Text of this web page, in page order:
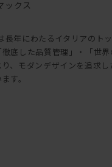
ックス
長年にわたるイタリアのト
底した品質管理」・「世
り、モダンデザインを追求
す。